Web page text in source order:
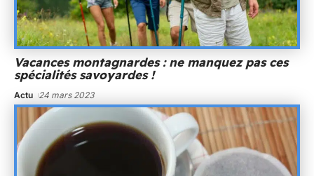
Vacances montagnardes : ne manquez pas ces
spécialités savoyardes !
Actu 24 mars 2023